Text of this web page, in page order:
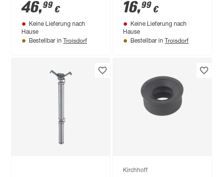
weiß etagiert 7 cm
46,99 €
Keine Lieferung nach
Hause
Bestellbar in Troisdorf
verchromt Ø 28 x
700 x 200 mm
16,99 €
Keine Lieferung nach
Hause
Bestellbar in Troisdorf
Kirchhoff